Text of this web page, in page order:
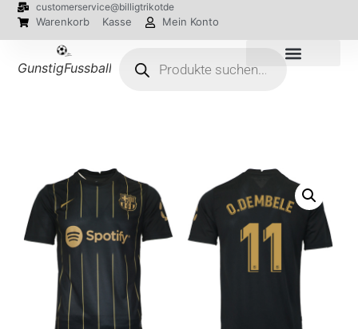
customerservice@billigtrikotde
Warenkorb Kasse Mein Konto
GunstigFussballTrikot